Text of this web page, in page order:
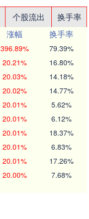
个股流出
换手率
涨幅
换手率
396.89% 79.39%
20.21% 16.80%
20.03% 14.18%
20.02% 14.77%
20.01% 5.62%
20.01% 6.12%
20.01% 18.37%
20.01% 6.83%
20.01% 17.26%
20.00% 7.68%